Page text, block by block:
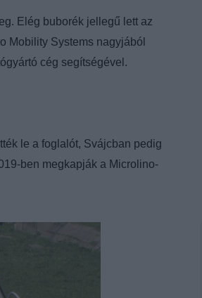
Elég buborék jellegű lett az
Mobility Systems nagyjából
cég segítségével.
le a foglalót, Svájcban pedig
ben megkapják a Microlino-